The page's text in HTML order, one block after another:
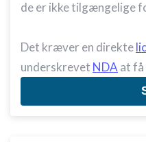
de er ikke tilgængelige
Det kræver en direkte
underskrevet NDA at